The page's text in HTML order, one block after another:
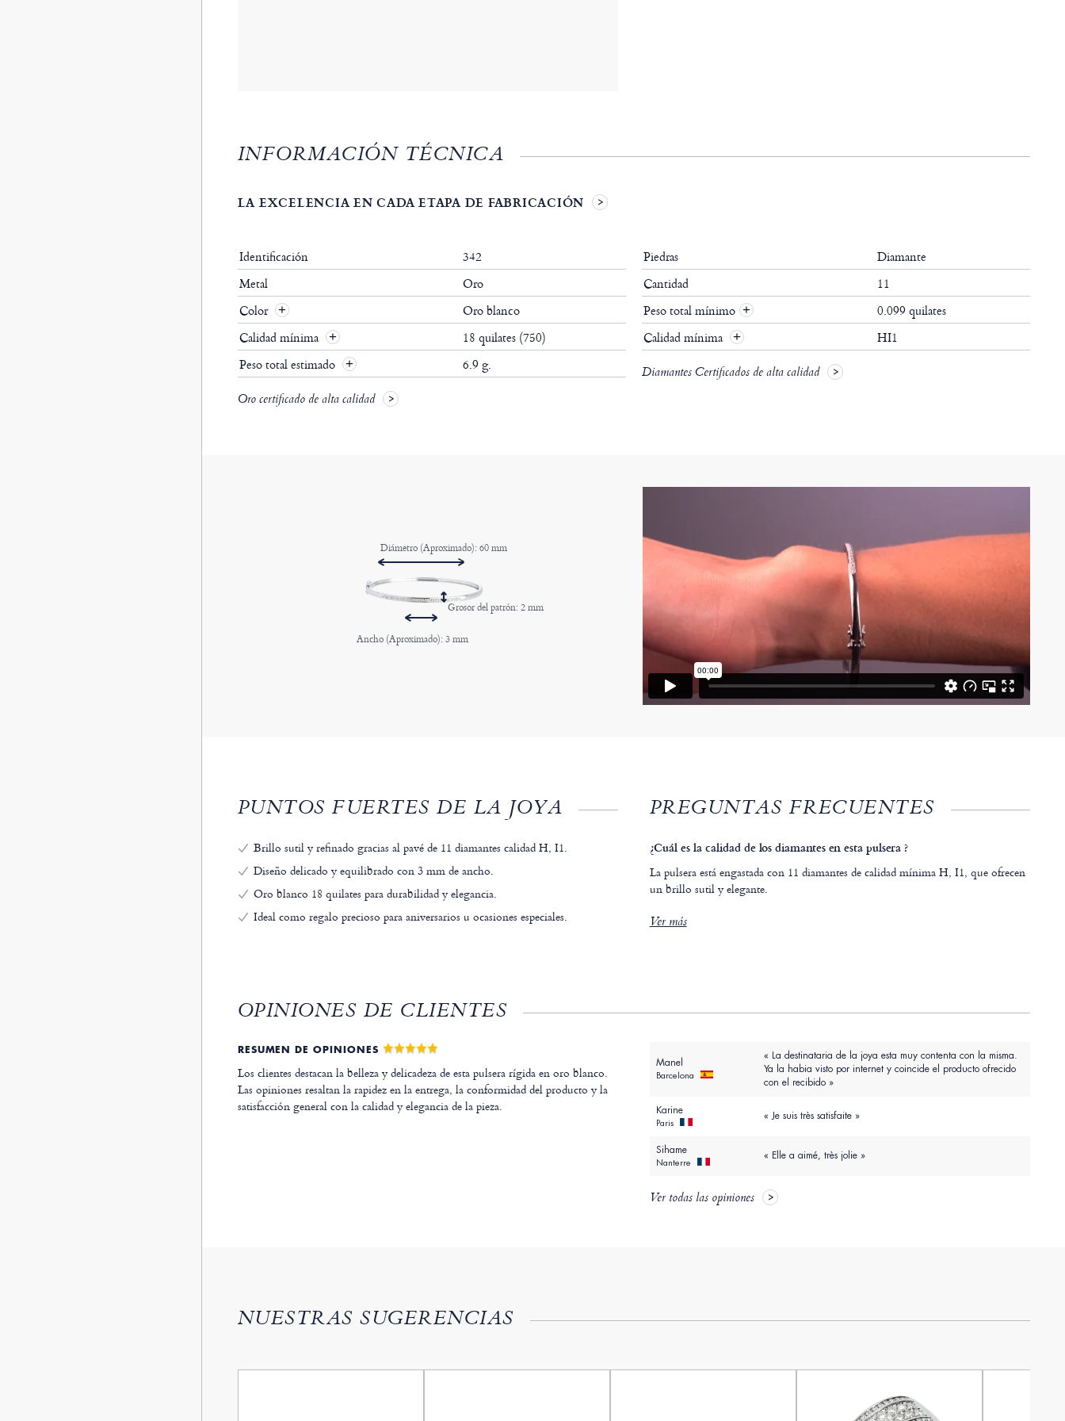
INFORMACIÓN TÉCNICA
LA EXCELENCIA EN CADA ETAPA DE FABRICACIÓN
Identificación
342
Metal
Oro
Color
Oro blanco
Calidad mínima
18 quilates (750)
Peso total estimado
6.9 g.
Oro certificado de alta calidad
Piedras
Diamante
Cantidad
11
Peso total mínimo +
0.099 quilates
Calidad mínima + HI1
Diamantes Certificados de alta calidad
Diámetro (Aproximado): 60 mm
Grosor del patrón: 2 mm
Ancho (Aproximado): 3 mm
PUNTOS FUERTES DE LA JOYA
Brillo sutil y refinado gracias al pavé de 11 diamantes calidad H, I1.
Diseño delicado y equilibrado con 3 mm de ancho.
Oro blanco 18 quilates para durabilidad y elegancia.
Ideal como regalo precioso para aniversarios u ocasiones especiales.
PREGUNTAS FRECUENTES
¿Cuál es la calidad de los diamantes en esta pulsera ?
La pulsera está engastada con 11 diamantes de calidad mínima H, I1, que ofrecen
un brillo sutil y elegante.
Ver más
OPINIONES DE CLIENTES
RESUMEN DE OPINIONES
Los clientes destacan la belleza y delicadeza de esta pulsera rígida en oro blanco.
Las opiniones resaltan la rapidez en la entrega, la conformidad del producto y la
satisfacción general con la calidad y elegancia de la pieza.
Manel
Barcelona
« La destinataria de la joya esta muy contenta con la misma.
Ya la habia visto por internet y coincide el producto ofrecido
con el recibido »
Karine
Paris
« Je suis très satisfaite »
Sihame
Nanterre
« Elle a aimé, très jolie »
Ver todas las opiniones
NUESTRAS SUGERENCIAS